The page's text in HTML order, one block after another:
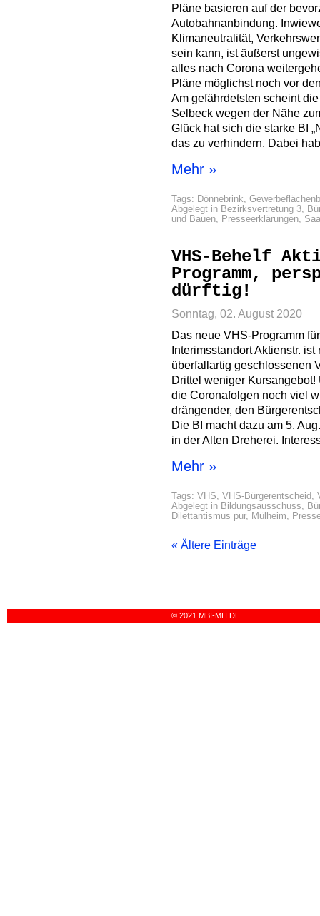
Pläne basieren auf der
Autobahnanbindung.
Klimaneutralität,
sein kann, ist äußerst
alles nach Corona
Pläne möglichst noch vor
Am gefährdetsten scheint
Selbeck wegen der Nähe
Glück hat sich die starke BI
das zu verhindern. Dabei
Mehr »
Tags: Dönnebrink,
Abgelegt in Bezirksvertretung 3,
und Bauen, Presseerklärungen,
VHS-Behelf
Programm,
dürftig!
Sonntag, 02. August 2020
Das neue VHS-Programm
Interimsstandort Aktienstr.
überfallartig geschlossenen
Drittel weniger
die Coronafolgen noch viel
drängender, den
Die BI macht dazu am 5.
in der Alten Dreherei.
Mehr »
Tags: VHS, VHS-Bürgerentscheid,
Abgelegt in Bildungsausschuss,
Dilettantismus pur, Mülheim,
« Ältere Einträge
© 2021 MBI-MH.DE